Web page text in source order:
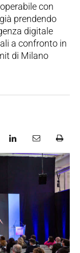
con
prendendo
digitale
a confronto in
di Milano